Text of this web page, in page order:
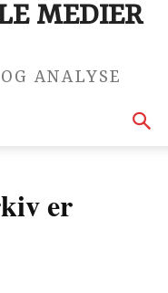
MEDIER
ANALYSE
er